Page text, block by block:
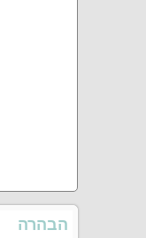
הבהרה